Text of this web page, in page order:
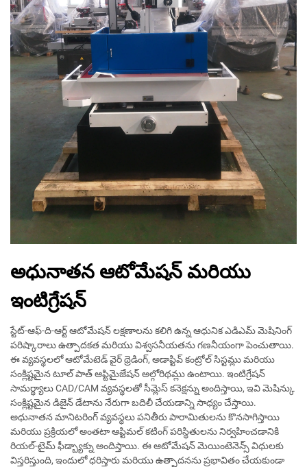
అధునాతన ఆటోమేషన్ మరియు
ఇంటిగ్రేషన్
స్టేట్-ఆఫ్-ది-ఆర్ట్ ఆటోమేషన్ లక్షణాలను కలిగి ఉన్న ఆధునిక ఎడిఎమ్ మెషినింగ్
పరిష్కారాలు ఉత్పాదకత మరియు విశ్వసనీయతను గణనీయంగా పెంచుతాయి.
ఈ వ్యవస్థలలో ఆటోమేటెడ్ వైర్ థ్రెడింగ్, అడాప్టివ్ కంట్రోల్ సిస్టమ్లు మరియు
సంక్లిష్టమైన టూల్ పాత్ ఆప్టిమైజేషన్ అల్గోరిథమ్లు ఉంటాయి. ఇంటిగ్రేషన్
సామర్థ్యాలు CAD/CAM వ్యవస్థలతో సీమ్లెస్ కనెక్షన్ను అందిస్తాయి, ఇవి మెషిన్కు
సంక్లిష్టమైన డిజైన్ డేటాను నేరుగా బదిలీ చేయడాన్ని సాధ్యం చేస్తాయి.
అధునాతన మానిటరింగ్ వ్యవస్థలు పనితీరు పారామితులను కొనసాగిస్తాయి
మరియు ప్రక్రియలో అంతటా ఆప్టిమల్ కటింగ్ పరిస్థితులను నిర్వహించడానికి
రియల్-టైమ్ ఫీడ్బ్యాక్ను అందిస్తాయి. ఈ ఆటోమేషన్ మెయింటెనెన్స్ విధులకు
విస్తరిస్తుంది, ఇందులో ధరిస్తారు మరియు ఉత్పాదనను ప్రభావితం చేయకుండా